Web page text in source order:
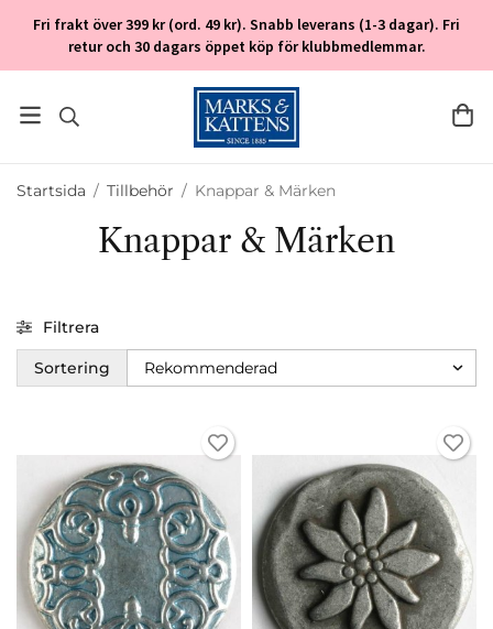
Fri frakt över 399 kr (ord. 49 kr). Snabb leverans (1-3 dagar). Fri
retur och 30 dagars öppet köp för klubbmedlemmar.
Startsida / Tillbehör / Knappar & Märken
Knappar & Märken
Filtrera
Sortering